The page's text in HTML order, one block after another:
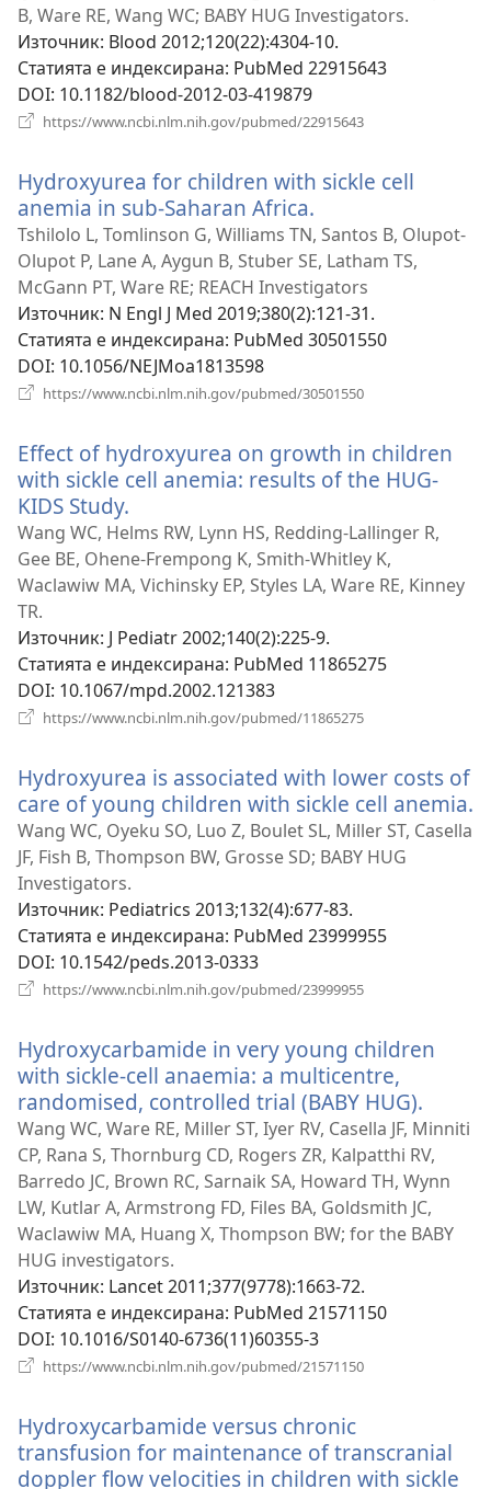
B, Ware RE, Wang WC; BABY HUG Investigators.
Източник‎: Blood 2012;120(22):4304-10.
Статията е индексирана‎: PubMed 22915643
DOI‎: 10.1182/blood-2012-03-419879
https://www.ncbi.nlm.nih.gov/pubmed/22915643
Hydroxyurea for children with sickle cell
anemia in sub-Saharan Africa.
нов
прозорец)
Tshilolo L, Tomlinson G, Williams TN, Santos B, Olupot-
Olupot P, Lane A, Aygun B, Stuber SE, Latham TS,
McGann PT, Ware RE; REACH Investigators
Източник‎: N Engl J Med 2019;380(2):121-31.
Статията е индексирана‎: PubMed 30501550
DOI‎: 10.1056/NEJMoa1813598
https://www.ncbi.nlm.nih.gov/pubmed/30501550
Effect of hydroxyurea on growth in children
with sickle cell anemia: results of the HUG-
KIDS Study.
нов
прозорец)
Wang WC, Helms RW, Lynn HS, Redding-Lallinger R,
Gee BE, Ohene-Frempong K, Smith-Whitley K,
Waclawiw MA, Vichinsky EP, Styles LA, Ware RE, Kinney
TR.
Източник‎: J Pediatr 2002;140(2):225-9.
Статията е индексирана‎: PubMed 11865275
DOI‎: 10.1067/mpd.2002.121383
https://www.ncbi.nlm.nih.gov/pubmed/11865275
Hydroxyurea is associated with lower costs of
care of young children with sickle cell anemia.
Wang WC, Oyeku SO, Luo Z, Boulet SL, Miller ST, Casella
JF, Fish B, Thompson BW, Grosse SD; BABY HUG
Investigators.
Източник‎: Pediatrics 2013;132(4):677-83.
Статията е индексирана‎: PubMed 23999955
DOI‎: 10.1542/peds.2013-0333
https://www.ncbi.nlm.nih.gov/pubmed/23999955
Hydroxycarbamide in very young children
with sickle-cell anaemia: a multicentre,
randomised, controlled trial (BABY HUG).
нов
Wang WC, Ware RE, Miller ST, Iyer RV, Casella JF, Minniti
CP, Rana S, Thornburg CD, Rogers ZR, Kalpatthi RV,
Barredo JC, Brown RC, Sarnaik SA, Howard TH, Wynn
LW, Kutlar A, Armstrong FD, Files BA, Goldsmith JC,
Waclawiw MA, Huang X, Thompson BW; for the BABY
HUG investigators.
Източник‎: Lancet 2011;377(9778):1663-72.
Статията е индексирана‎: PubMed 21571150
DOI‎: 10.1016/S0140-6736(11)60355-3
https://www.ncbi.nlm.nih.gov/pubmed/21571150
Hydroxycarbamide versus chronic
transfusion for maintenance of transcranial
doppler flow velocities in children with sickle